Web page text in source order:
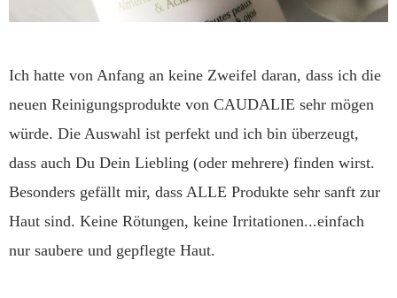
Ich hatte von Anfang an keine Zweifel daran, dass ich die
neuen Reinigungsprodukte von CAUDALIE sehr mögen
würde. Die Auswahl ist perfekt und ich bin überzeugt,
dass auch Du Dein Liebling (oder mehrere) finden wirst.
Besonders gefällt mir, dass ALLE Produkte sehr sanft zur
Haut sind. Keine Rötungen, keine Irritationen...einfach
nur saubere und gepflegte Haut.